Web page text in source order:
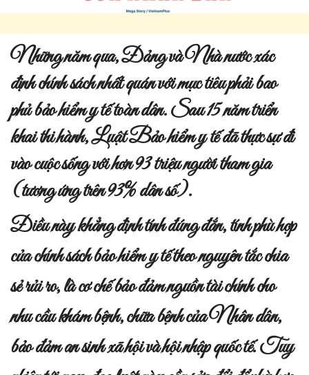
Những năm qua, Đảng và Nhà nước xác
định chính sách nhất quán với mục tiêu phải bao
phủ bảo hiểm y tế toàn dân. Sau 15 năm triển
khai thi hành, Luật Bảo hiểm y tế đã thực sự đi
vào cuộc sống với hơn 93 triệu người tham gia
(tương ứng trên 93% dân số).
Điều này khẳng định tính đúng đắn, tính phù hợp
của chính sách bảo hiểm y tế theo nguyên tắc chia
sẻ rủi ro, là cơ chế bảo đảm nguồn tài chính cho
nhu cầu khám bệnh, chữa bệnh của Nhân dân,
bảo đảm an sinh xã hội và hội nhập quốc tế. Tuy